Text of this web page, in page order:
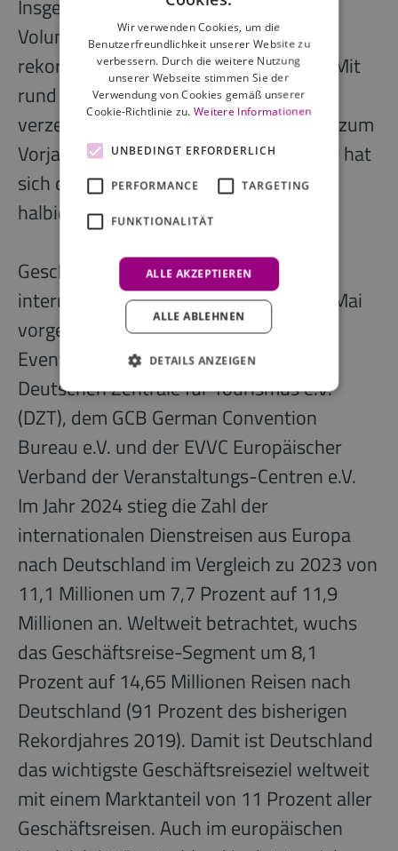
Insgesamt bleibt das Business-Travel-
Volumen dauerhaft niedriger als im
rekordstarken Vor-Corona-Jahr 2019: Mit
rund 107,1 Millionen Geschäftsreisen
verzeichnete es sogar einen Rückgang zum
Vorjahr um 8 Prozent. Gegenüber 2019 hat
sich die Zahl der Geschäftsreisen fast
halbiert.
Geschäftsreisen werden aber
internationaler, berichtet auch das im Mai
vorgestellte „Meeting- und
EventBarometer 2024/2025“ von der
Deutschen Zentrale für Tourismus e.V.
(DZT), dem GCB German Convention
Bureau e.V. und der EVVC Europäischer
Verband der Veranstaltungs-Centren e.V.
Im Jahr 2024 stieg die Zahl der
internationalen Dienstreisen aus Europa
nach Deutschland im Vergleich zu 2023 von
11,1 Millionen um 7,7 Prozent auf 11,9
Millionen an. Weltweit betrachtet, wuchs
das Geschäftsreise-Segment um 8,1
Prozent auf 14,65 Millionen Reisen nach
Deutschland (91 Prozent des bisherigen
Rekordjahres 2019). Damit ist Deutschland
das wichtigste Geschäftsreiseziel weltweit
mit einem Marktanteil von 11 Prozent aller
Geschäftsreisen. Auch im europäischen
Wir verwenden Cookies, um die
Benutzerfreundlichkeit unserer Website zu
verbessern. Durch die weitere Nutzung
unserer Webseite stimmen Sie der
Verwendung von Cookies gemäß unserer
Cookie-Richtlinie zu.Weitere Informationen
UNBEDINGT ERFORDERLICH
PERFORMANCE TARGETING
FUNKTIONALITÄT
ALLE AKZEPTIEREN
ALLE ABLEHNEN
DETAILS ANZEIGEN